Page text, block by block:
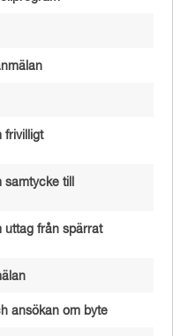
frivilligt
till
uttag från spärrat
ansökan om byte